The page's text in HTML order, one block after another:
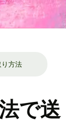
方法
で送